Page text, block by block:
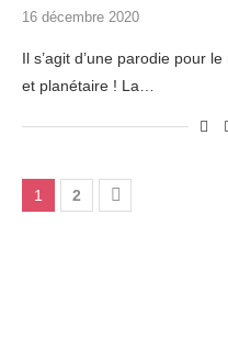
16 décembre 2020
Il s’agit d’une parodie pour
et planétaire ! La…
1 2